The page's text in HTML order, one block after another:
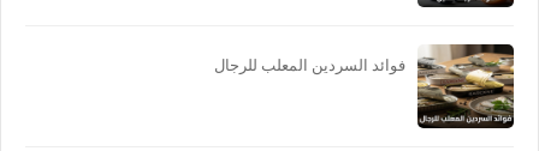
فوائد السردين المعلب للرجال